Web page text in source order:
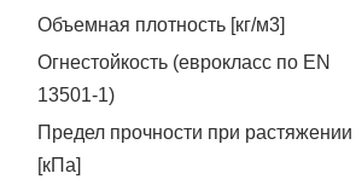
Объемная плотность [кг/м3]
Огнестойкость (еврокласс по EN
13501-1)
Предел прочности при растяжении
[кПа]